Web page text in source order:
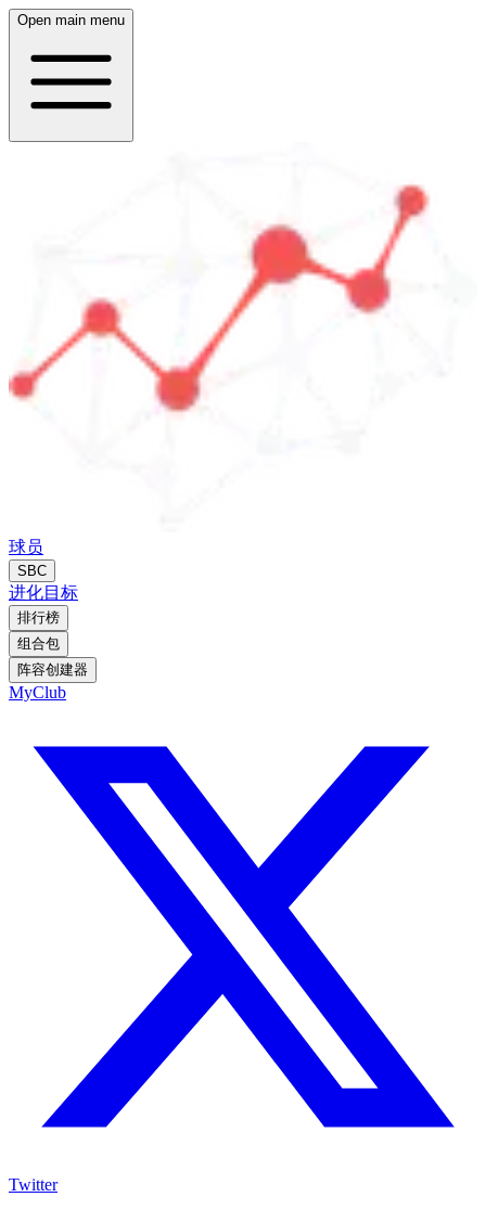
Open main menu
球员
SBC
进化目标
排行榜
组合包
阵容创建器
MyClub
Twitter